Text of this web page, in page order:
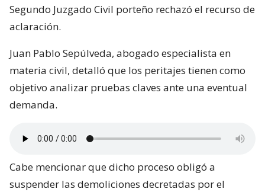
Segundo Juzgado Civil porteño rechazó el recurso de
aclaración.
Juan Pablo Sepúlveda, abogado especialista en
materia civil, detalló que los peritajes tienen como
objetivo analizar pruebas claves ante una eventual
demanda.
Cabe mencionar que dicho proceso obligó a
suspender las demoliciones decretadas por el